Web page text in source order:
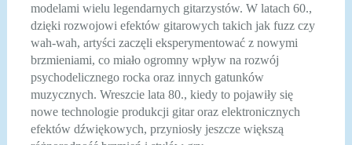
modelami wielu legendarnych gitarzystów. W latach 60.,
dzięki rozwojowi efektów gitarowych takich jak fuzz czy
wah-wah, artyści zaczęli eksperymentować z nowymi
brzmieniami, co miało ogromny wpływ na rozwój
psychodelicznego rocka oraz innych gatunków
muzycznych. Wreszcie lata 80., kiedy to pojawiły się
nowe technologie produkcji gitar oraz elektronicznych
efektów dźwiękowych, przyniosły jeszcze większą